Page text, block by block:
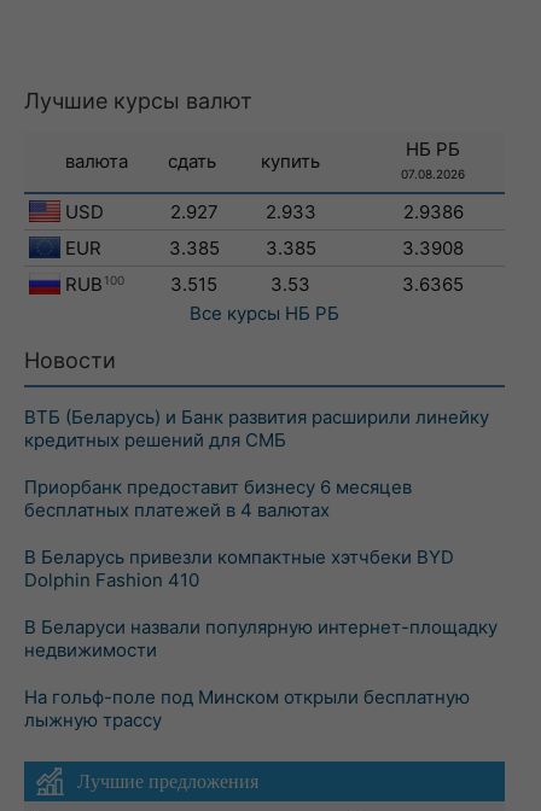
Лучшие курсы валют
валюта сдать купить
НБ РБ
07.08.2026
USD 2.927 2.933
2.9386
EUR
3.385 3.385
3.3908
RUB 100 3.515 3.53
3.6365
Все курсы НБ РБ
Новости
ВТБ (Беларусь) и Банк развития расширили линейку
кредитных решений для СМБ
Приорбанк предоставит бизнесу 6 месяцев
бесплатных платежей в 4 валютах
В Беларусь привезли компактные хэтчбеки BYD
Dolphin Fashion 410
В Беларуси назвали популярную интернет-площадку
недвижимости
На гольф-поле под Минском открыли бесплатную
лыжную трассу
Лучшие предложения